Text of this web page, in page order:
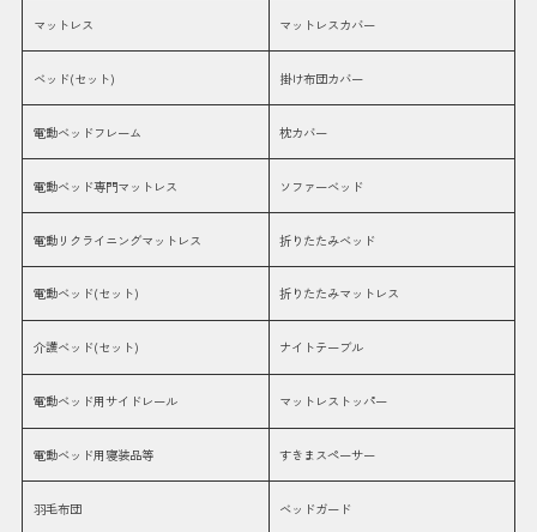
マットレス
ベッド(セット)
電動ベッドフレーム
電動ベッド専門マットレス
電動リクライニングマットレス
電動ベッド(セット)
介護ベッド(セット)
電動ベッド用サイドレール
電動ベッド用寝装品等
羽毛布団
マットレスカバー
掛け布団カバー
枕カバー
ソファーベッド
折りたたみベッド
折りたたみマットレス
ナイトテーブル
マットレストッパー
すきまスペーサー
ベッドガード